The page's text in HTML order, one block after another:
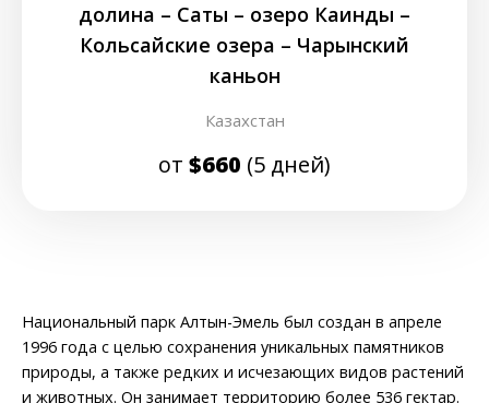
долина – Саты – озеро Каинды –
Кольсайские озера – Чарынский
каньон
Казахстан
от $660 (5 дней)
Национальный парк Алтын-Эмель был создан в апреле
1996 года с целью сохранения уникальных памятников
природы, а также редких и исчезающих видов растений
и животных. Он занимает территорию более 536 гектар.